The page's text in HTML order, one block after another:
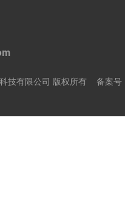
技有限公司 版权所有 备案号